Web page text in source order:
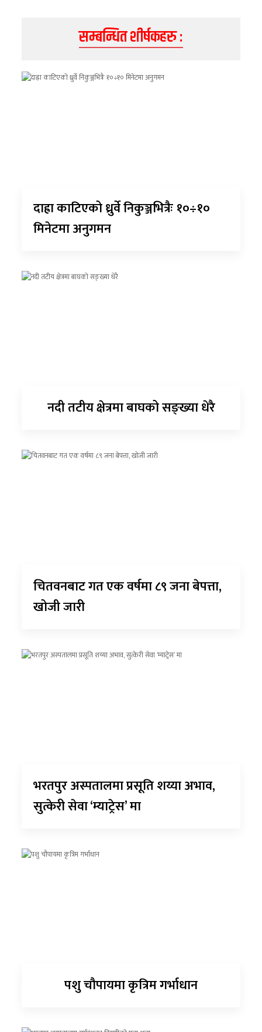
सम्बन्धित शीर्षकहरु :
दाह्रा काटिएको ध्रुर्वे निकुञ्जभित्रैः १०÷१०
मिनेटमा अनुगमन
नदी तटीय क्षेत्रमा बाघको सङ्ख्या धेरै
चितवनबाट गत एक वर्षमा ८९ जना बेपत्ता,
खोजी जारी
भरतपुर अस्पतालमा प्रसूति शय्या अभाव,
सुत्केरी सेवा ‘म्याट्रेस’ मा
पशु चौपायमा कृत्रिम गर्भाधान